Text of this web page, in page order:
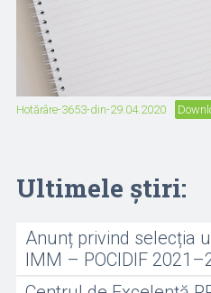
Hotărâre-3653-din-29.04.2020
Ultimele știri:
Anunț privind selecția
IMM – POCIDIF